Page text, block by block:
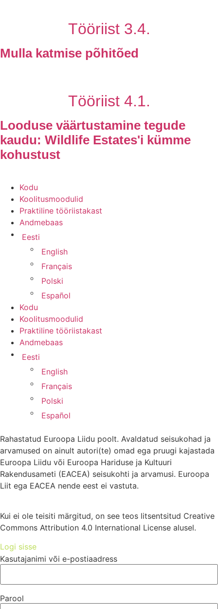
Tööriist 3.4.
Mulla katmise põhitõed
Tööriist 4.1.
Looduse väärtustamine tegude
kaudu: Wildlife Estates'i kümme
kohustust
Kodu
Koolitusmoodulid
Praktiline tööriistakast
Andmebaas
Eesti
English
Français
Polski
Español
Kodu
Koolitusmoodulid
Praktiline tööriistakast
Andmebaas
Eesti
English
Français
Polski
Español
Rahastatud Euroopa Liidu poolt. Avaldatud seisukohad ja
arvamused on ainult autori(te) omad ega pruugi kajastada
Euroopa Liidu või Euroopa Hariduse ja Kultuuri
Rakendusameti (EACEA) seisukohti ja arvamusi. Euroopa
Liit ega EACEA nende eest ei vastuta.
Kui ei ole teisiti märgitud, on see teos litsentsitud Creative
Commons Attribution 4.0 International License alusel.
Logi sisse
Kasutajanimi või e-postiaadress
Parool